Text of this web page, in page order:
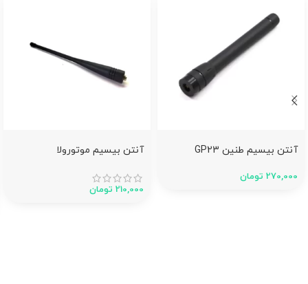
آنتن بیسیم طنین GP23
270,000 تومان
آنتن بیسیم موتورولا
210,000 تومان